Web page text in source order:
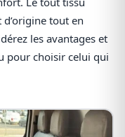
tout en
les avantages et
pour choisir celui qui